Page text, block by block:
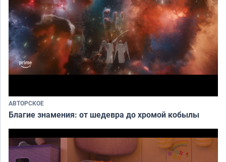
АВТОРСКОЕ
Благие знамения: от шедевра до хромой кобылы